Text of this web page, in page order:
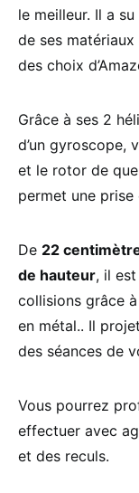
le meilleur. Il a
de ses
des choix
Grâce à ses 2
d’un gyroscope,
et le rotor de
permet une
De 22
de hauteur, il
collisions grâce
en métal.. Il
des séances de
Vous pourrez
effectuer avec
et des reculs.